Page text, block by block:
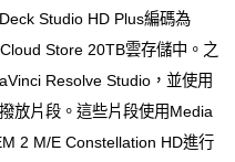
Studio HD Plus編碼為
Store 20TB雲存儲中。之
Resolve Studio，並使用
放片段。這些片段使用Media
2 M/E Constellation HD進行